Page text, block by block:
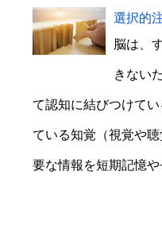
選択的
脳は、
きない
て認知に結びつけて
ている知覚（視覚や
要な情報を短期記憶